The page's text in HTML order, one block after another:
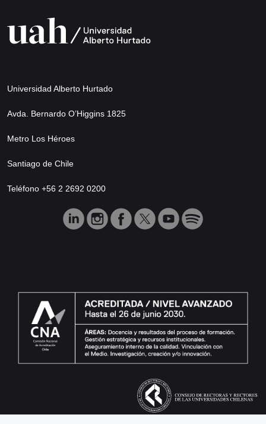
Universidad Alberto Hurtado
Avda. Bernardo O’Higgins 1825
Metro Los Héroes
Santiago de Chile
Teléfono +56 2 2692 0200